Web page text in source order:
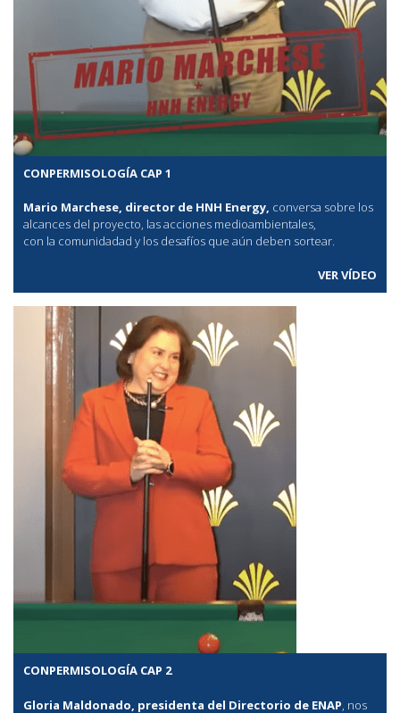
CONPERMISOLOGÍA CAP 1
Mario Marchese, director de HNH Energy, conversa sobre los
alcances del proyecto, las acciones medioambientales,
con la comunidadad y los desafíos que aún deben sortear.
VER VÍDEO
CONPERMISOLOGÍA CAP 2
Gloria Maldonado, presidenta del Directorio de ENAP, nos